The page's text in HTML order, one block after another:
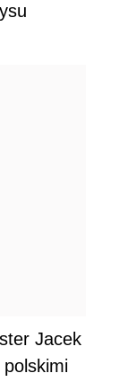
Jacek
polskimi